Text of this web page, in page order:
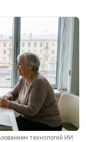
технологий ИИ